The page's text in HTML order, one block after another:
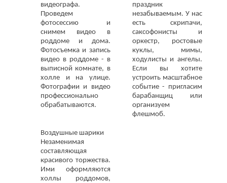
видеографа.
Проведем
фотосессию и
снимем видео в
роддоме и дома.
Фотосъемка и запись
видео в роддоме - в
выписной комнате, в
холле и на улице.
Фотографии и видео
профессионально
обрабатываются.
праздник
незабываемым. У нас
есть скрипачи,
саксофонисты и
оркестр, ростовые
куклы, мимы,
ходулисты и ангелы.
Если вы хотите
устроить масштабное
событие - пригласим
барабанщиц или
организуем
флешмоб.
Воздушные шарики
Незаменимая
составляющая
красивого торжества.
Ими оформляются
холлы роддомов,